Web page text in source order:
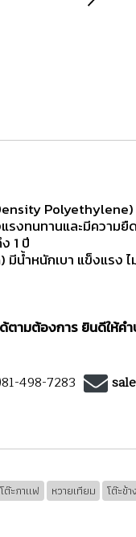
Polyethylene)
รงทนทานและมีความ
1 ปี
น้ำหนักเบา แข็งแรง
ามต้องการ ยินดีให้ค
498-7283
โต๊ะกาแฟ หวายเทียม โต๊ะข้